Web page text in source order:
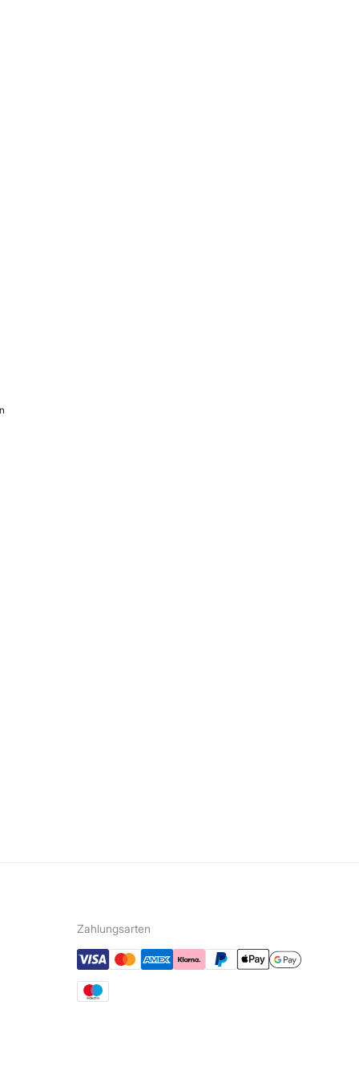
Zahlungsarten